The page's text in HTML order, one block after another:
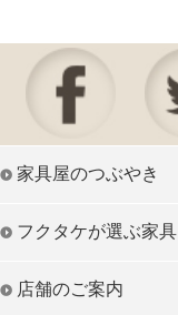
家具屋のつぶやき
フクタケが選ぶ家具
店舗のご案内